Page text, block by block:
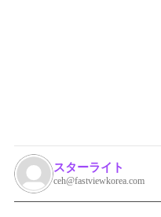
スターライト
ceh@fastviewkorea.com